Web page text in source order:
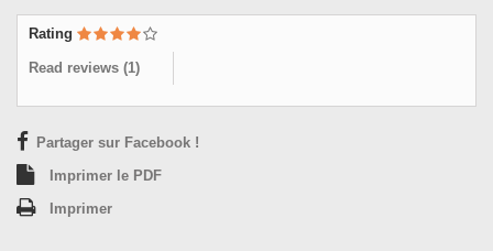
Rating
Read reviews (1)
Partager sur Facebook !
Imprimer le PDF
Imprimer